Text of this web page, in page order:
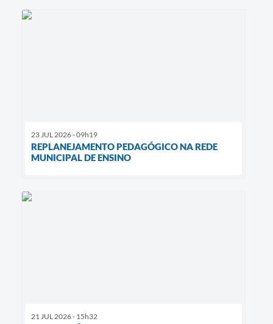
23 JUL 2026 - 09h19
REPLANEJAMENTO PEDAGÓGICO NA REDE
MUNICIPAL DE ENSINO
21 JUL 2026 - 15h32